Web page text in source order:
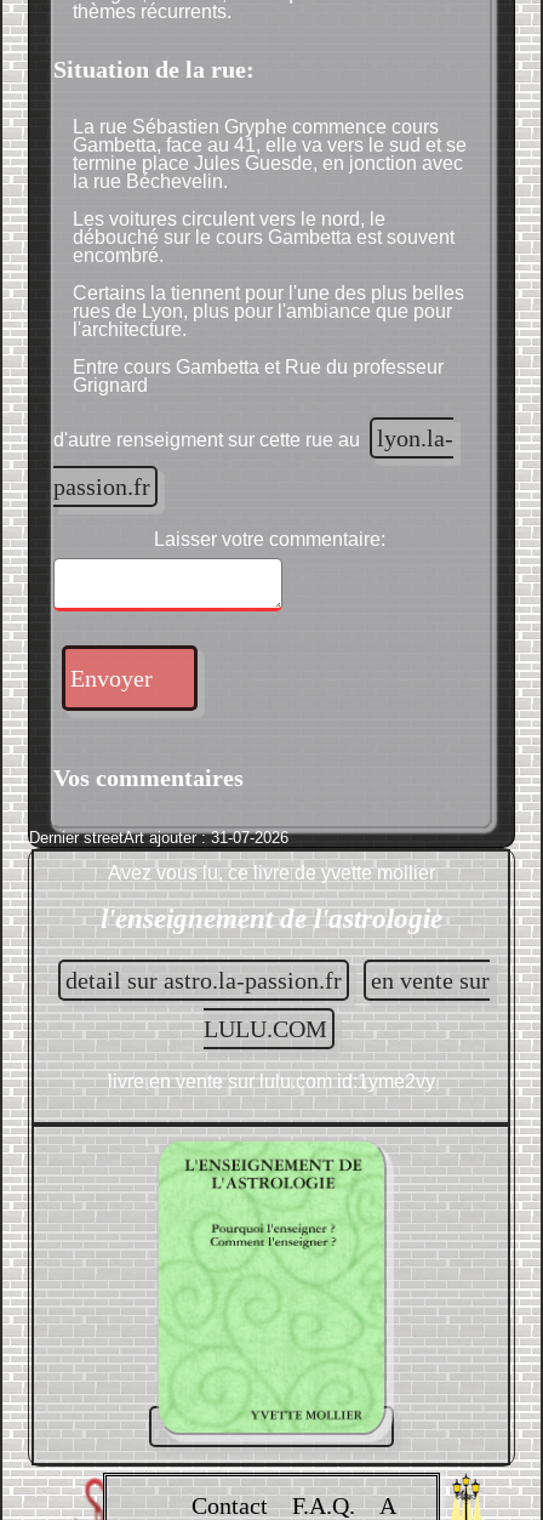
thèmes récurrents.
Situation de la rue:
La rue Sébastien Gryphe commence cours
Gambetta, face au 41, elle va vers le sud et se
termine place Jules Guesde, en jonction avec
la rue Béchevelin.
Les voitures circulent vers le nord, le
débouché sur le cours Gambetta est souvent
encombré.
Certains la tiennent pour l'une des plus belles
rues de Lyon, plus pour l'ambiance que pour
l'architecture.
Entre cours Gambetta et Rue du professeur
Grignard
d'autre renseigment sur cette rue au
lyon.la-
passion.fr
Laisser votre commentaire:
Envoyer
Vos commentaires
Dernier streetArt ajouter : 31-07-2026
Avez vous lu, ce livre deyvette mollier
l'enseignement de l'astrologie
detail sur astro.la-passion.fr
en vente sur
LULU.COM
livre en vente surlulu.com id:1yme2vy
Contact F.A.Q. A